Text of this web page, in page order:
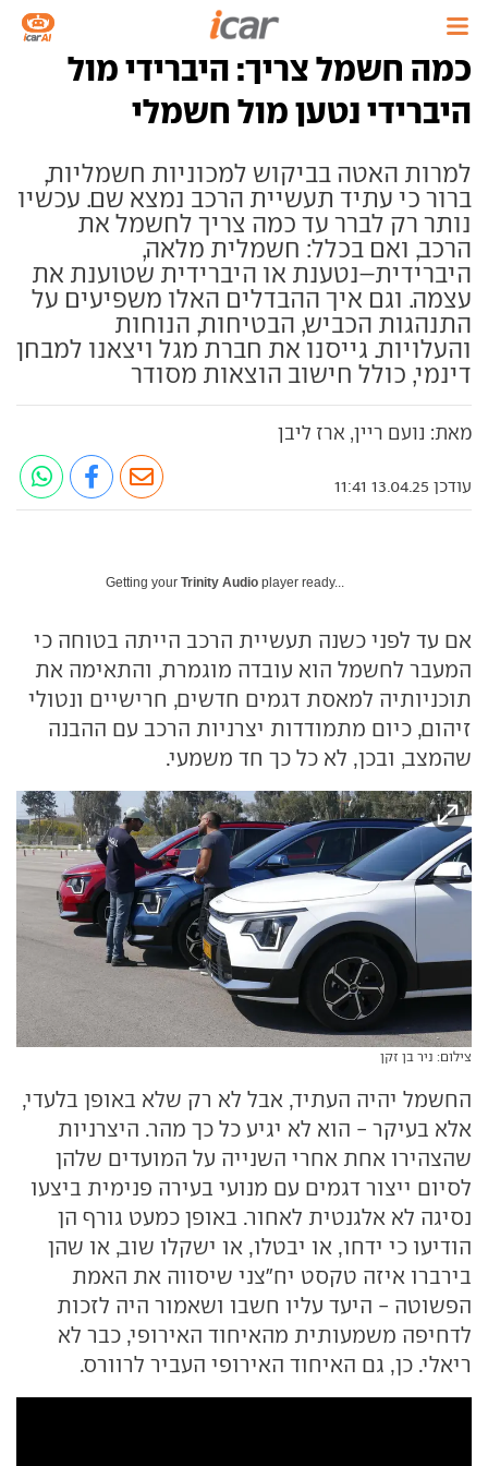
כמה חשמל צריך: היברידי מול
היברידי נטען מול חשמלי
למרות האטה בביקוש למכוניות חשמליות,
ברור כי עתיד תעשיית הרכב נמצא שם. עכשיו
נותר רק לברר עד כמה צריך לחשמל את
הרכב, ואם בכלל: חשמלית מלאה,
היברידית–נטענת או היברידית שטוענת את
עצמה. וגם איך ההבדלים האלו משפיעים על
התנהגות הכביש, הבטיחות, הנוחות
והעלויות. גייסנו את חברת מגל ויצאנו למבחן
דינמי, כולל חישוב הוצאות מסודר
מאת: נועם ריין, ארז ליבן
עודכן 13.04.25 11:41
Getting your Trinity Audio player ready...
אם עד לפני כשנה תעשיית הרכב הייתה בטוחה כי
המעבר לחשמל הוא עובדה מוגמרת, והתאימה את
תוכניותיה למאסת דגמים חדשים, חרישיים ונטולי
זיהום, כיום מתמודדות יצרניות הרכב עם ההבנה
שהמצב, ובכן, לא כל כך חד משמעי.
צילום: ניר בן זקן
החשמל יהיה העתיד, אבל לא רק שלא באופן בלעדי,
אלא בעיקר - הוא לא יגיע כל כך מהר. היצרניות
שהצהירו אחת אחרי השנייה על המועדים שלהן
לסיום ייצור דגמים עם מנועי בעירה פנימית ביצעו
נסיגה לא אלגנטית לאחור. באופן כמעט גורף הן
הודיעו כי ידחו, או יבטלו, או ישקלו שוב, או שהן
בירברו איזה טקסט יח"צני שיסווה את האמת
הפשוטה - היעד עליו חשבו ושאמור היה לזכות
לדחיפה משמעותית מהאיחוד האירופי, כבר לא
ריאלי. כן, גם האיחוד האירופי העביר לרוורס.